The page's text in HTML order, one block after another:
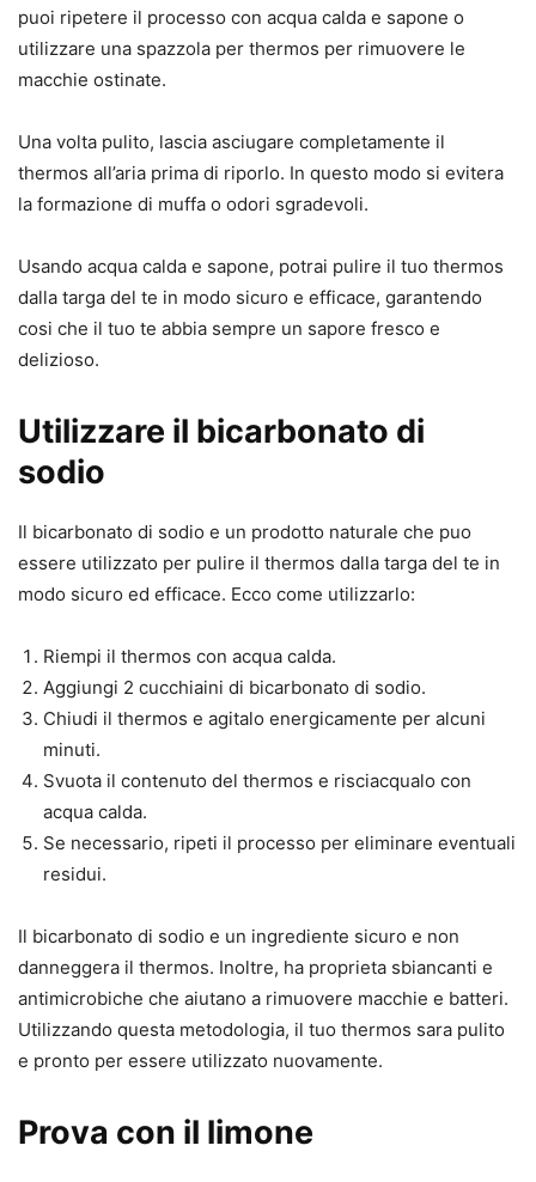
puoi ripetere il processo con acqua calda e sapone o
utilizzare una spazzola per thermos per rimuovere le
macchie ostinate.
Una volta pulito, lascia asciugare completamente il
thermos all’aria prima di riporlo. In questo modo si evitera
la formazione di muffa o odori sgradevoli.
Usando acqua calda e sapone, potrai pulire il tuo thermos
dalla targa del te in modo sicuro e efficace, garantendo
cosi che il tuo te abbia sempre un sapore fresco e
delizioso.
Utilizzare il bicarbonato di
sodio
Il bicarbonato di sodio e un prodotto naturale che puo
essere utilizzato per pulire il thermos dalla targa del te in
modo sicuro ed efficace. Ecco come utilizzarlo:
Riempi il thermos con acqua calda.
Aggiungi 2 cucchiaini di bicarbonato di sodio.
Chiudi il thermos e agitalo energicamente per alcuni
minuti.
Svuota il contenuto del thermos e risciacqualo con
acqua calda.
Se necessario, ripeti il processo per eliminare eventuali
residui.
Il bicarbonato di sodio e un ingrediente sicuro e non
danneggera il thermos. Inoltre, ha proprieta sbiancanti e
antimicrobiche che aiutano a rimuovere macchie e batteri.
Utilizzando questa metodologia, il tuo thermos sara pulito
e pronto per essere utilizzato nuovamente.
Prova con il limone